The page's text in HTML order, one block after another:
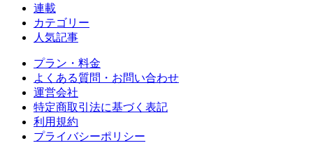
連載
カテゴリー
人気記事
プラン・料金
よくある質問・お問い合わせ
運営会社
特定商取引法に基づく表記
利用規約
プライバシーポリシー